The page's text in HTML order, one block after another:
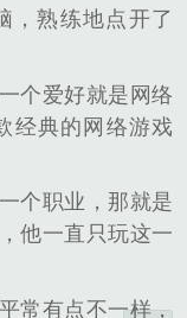
，熟练地点开了
个爱好就是网络
经典的网络游戏
个职业，那就是
他一直只玩这一
常有点不一样，